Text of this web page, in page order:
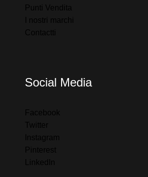
Punti Vendita
I nostri marchi
Contactt
Social Media
Facebook
Twitter
Instagram
Pinterest
LinkedIn